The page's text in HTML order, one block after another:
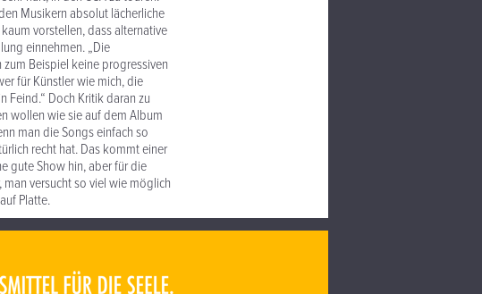
Musikern absolut lächerliche
vorstellen, dass alternative
einnehmen. „Die
Beispiel keine progressiven
für Künstler wie mich, die
Feind.“ Doch Kritik daran zu
wollen wie sie auf dem Album
man die Songs einfach so
recht hat. Das kommt einer
gute Show hin, aber für die
versucht so viel wie möglich
Platte.